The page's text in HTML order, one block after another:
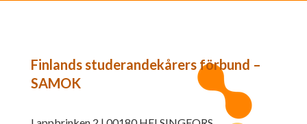
Finlands studerandekårers förbund –
SAMOK